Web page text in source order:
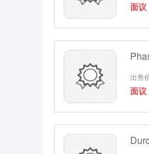
面议
出售
面议